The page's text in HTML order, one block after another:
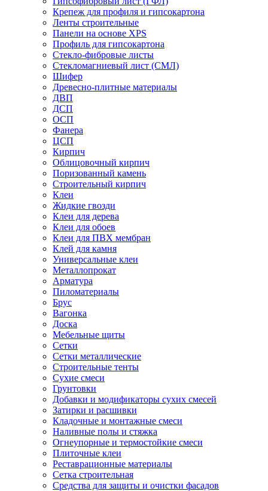
Крепеж для профиля и гипсокартона
Ленты строительные
Панели на основе XPS
Профиль для гипсокартона
Стекло-фибровые листы
Стекломагниевый лист (СМЛ)
Шифер
Древесно-плитные материалы
ДВП
ДСП
ОСП
Фанера
ЦСП
Кирпич
Облицовочный кирпич
Поризованный камень
Строительный кирпич
Клеи
Жидкие гвозди
Клеи для дерева
Клеи для обоев
Клеи для ПВХ мембран
Клей для камня
Универсальные клеи
Металлопрокат
Арматура
Пиломатериалы
Брус
Вагонка
Доска
Мебельные щиты
Сетки
Сетки металлические
Строительные тенты
Сухие смеси
Грунтовки
Добавки и модификаторы сухих смесей
Затирки и расшивки
Кладочные и монтажные смеси
Наливные полы и стяжка
Огнеупорные и термостойкие смеси
Плиточные клеи
Реставрационные материалы
Сетка строительная
Средства для защиты и очистки фасадов